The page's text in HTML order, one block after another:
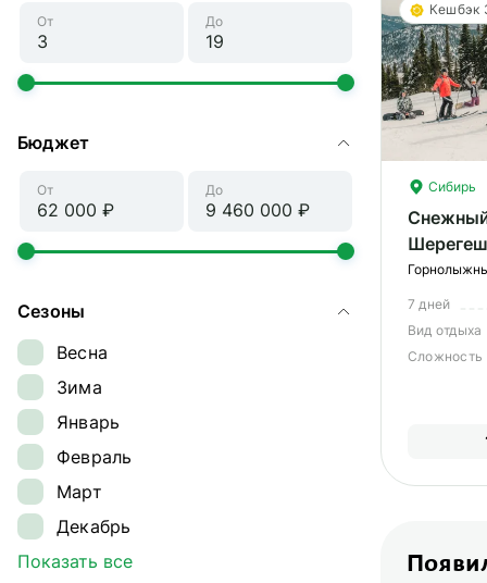
От До
Бюджет
От До
Сезоны
Весна
Лето
Зима
Январь
Февраль
Март
Декабрь
Показать все
Кешбэк
Сибирь
7 дней
Вид отдыха
Сложность